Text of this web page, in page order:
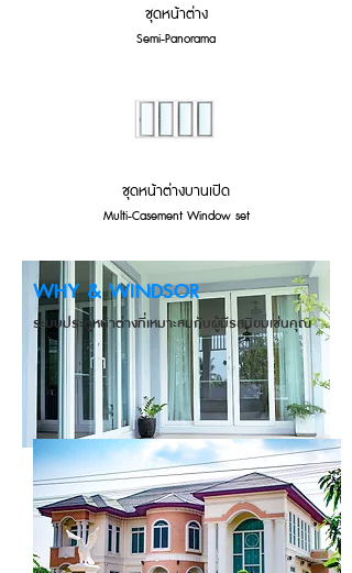
ชุดหน้าต่าง
Semi-Panorama
ชุดหน้าต่างบานเปิด
Multi-Casement Window set
WHY & WINDSOR
ระบบประตูหน้าต่างที่เหมาะสมกับผู้มีรสนิยมเช่นคุณ